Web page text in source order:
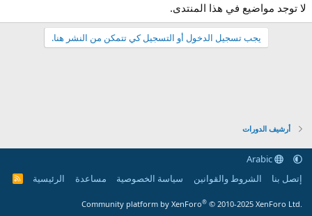
لا توجد مواضيع في هذا المنتدى.
يجب تسجيل الدخول أو التسجيل كي تتمكن من النشر هنا.
أرشيف الدورات
Arabic
إتصل بنا
الشروط والقوانين سياسة الخصوصية مساعدة الرئيسية
R
Community platform by XenForo® © 2010-2025 XenForo Ltd.